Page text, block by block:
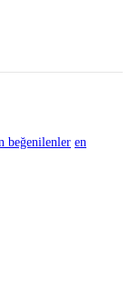
beğenilenler en